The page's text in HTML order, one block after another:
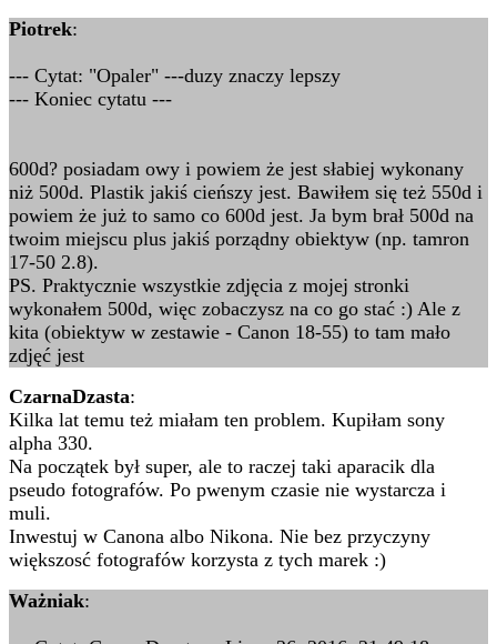
Piotrek:
--- Cytat: "Opaler" ---duzy znaczy lepszy
--- Koniec cytatu ---
600d? posiadam owy i powiem że jest słabiej wykonany
niż 500d. Plastik jakiś cieńszy jest. Bawiłem się też 550d i
powiem że już to samo co 600d jest. Ja bym brał 500d na
twoim miejscu plus jakiś porządny obiektyw (np. tamron
17-50 2.8).
PS. Praktycznie wszystkie zdjęcia z mojej stronki
wykonałem 500d, więc zobaczysz na co go stać :) Ale z
kita (obiektyw w zestawie - Canon 18-55) to tam mało
zdjęć jest
CzarnaDzasta:
Kilka lat temu też miałam ten problem. Kupiłam sony
alpha 330.
Na początek był super, ale to raczej taki aparacik dla
pseudo fotografów. Po pwenym czasie nie wystarcza i
muli.
Inwestuj w Canona albo Nikona. Nie bez przyczyny
większosć fotografów korzysta z tych marek :)
Ważniak: